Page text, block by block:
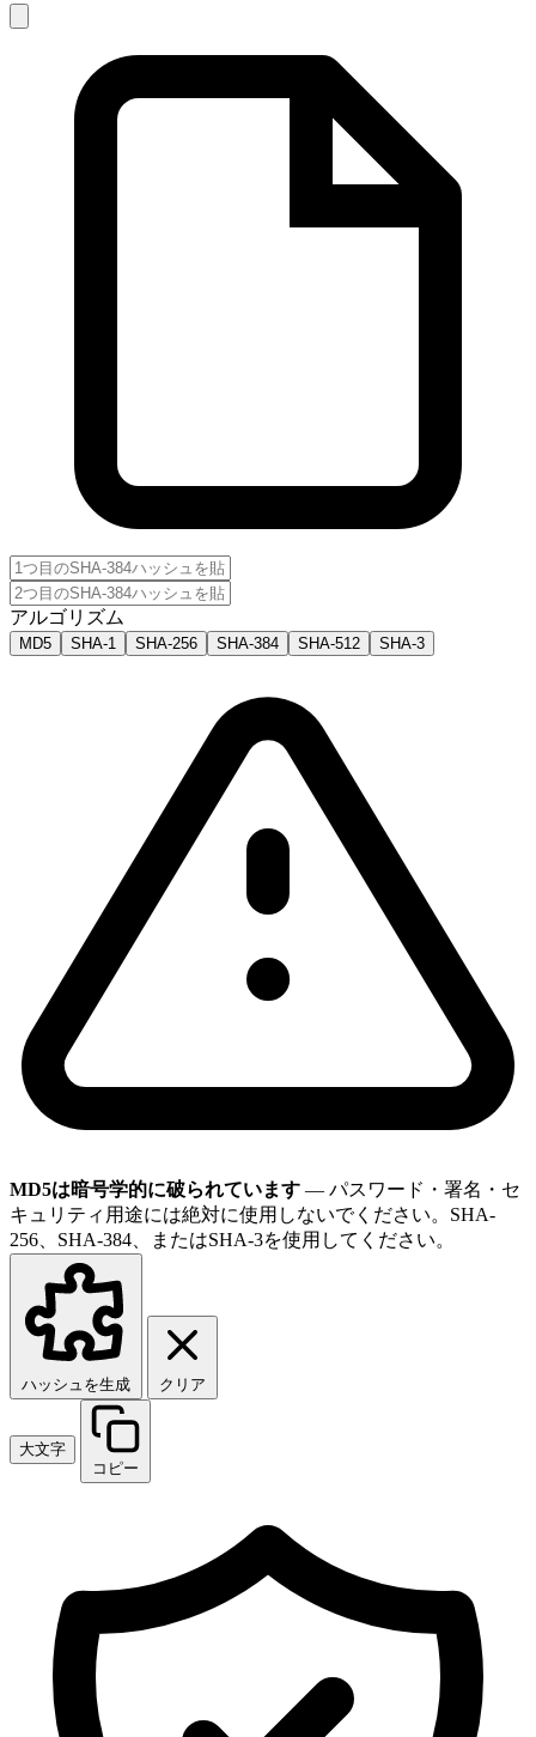
アルゴリズム
MD5 SHA-1 SHA-256 SHA-384 SHA-512 SHA-3
MD5は暗号学的に破られています — パスワード・署名・セ
キュリティ用途には絶対に使用しないでください。SHA-
256、SHA-384、またはSHA-3を使用してください。
ハッシュを生成 クリア
大文字
コピー